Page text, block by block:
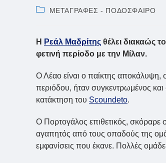
PostΜΕΤΑΓΡΑΦΕΣ - ΠΟΔΟΣΦΑΙΡΟ
Η Ρεάλ Μαδρίτης θέλει διακαώς
φετινή περίοδο με την Μίλαν.
Ο Λέαο είναι ο παίκτης αποκάλυψη,
περιόδου, ήταν συγκεντρωμένος
κατάκτηση του Scoundeto.
Ο Πορτογάλος επιθετικός, σκόραρε
αγαπητός από τους οπαδούς της
εμφανίσεις που έκανε. Πολλές